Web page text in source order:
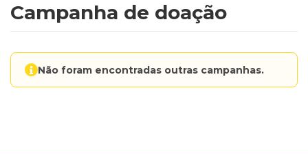
Campanha de doação
Não foram encontradas outras campanhas.